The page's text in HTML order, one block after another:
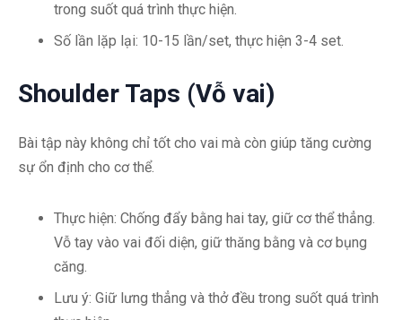
trong suốt quá trình thực hiện.
Số lần lặp lại: 10-15 lần/set, thực hiện 3-4 set.
Shoulder Taps (Vỗ vai)
Bài tập này không chỉ tốt cho vai mà còn giúp tăng cường
sự ổn định cho cơ thể.
Thực hiện: Chống đẩy bằng hai tay, giữ cơ thể thẳng.
Vỗ tay vào vai đối diện, giữ thăng bằng và cơ bụng
căng.
Lưu ý: Giữ lưng thẳng và thở đều trong suốt quá trình